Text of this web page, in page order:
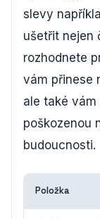
slevy
ušetřit nejen
rozhodnete
vám přinese
ale také
poškozenou
budoucnosti.
Položka